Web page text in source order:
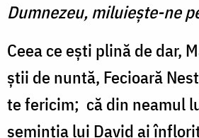
Dumnezeu, miluieşte-ne
Ceea ce eşti plină de dar,
ştii de nuntă, Fecioară
te fericim; că din neamul
seminţia lui David ai